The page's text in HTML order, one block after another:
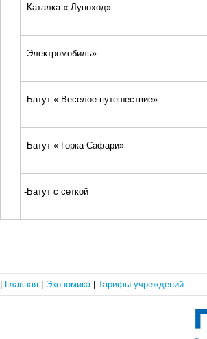
-Каталка « Луноход»
-Электромобиль»
-Батут « Веселое путешествие»
-Батут « Горка Сафари»
-Батут с сеткой
Главная Экономика Тарифы учреждений